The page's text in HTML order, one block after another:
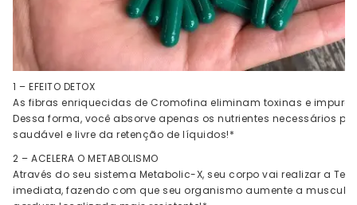
1 – EFEITO DETOX
As fibras enriquecidas de Cromofina eliminam toxinas e
Dessa forma, você absorve apenas os nutrientes necessários
saudável e livre da retenção de líquidos!*
2 – ACELERA O METABOLISMO
Através do seu sistema Metabolic-X, seu corpo vai realizar a
imediata, fazendo com que seu organismo aumente a